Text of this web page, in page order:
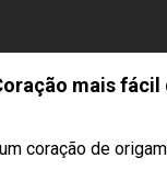
mais
coração de